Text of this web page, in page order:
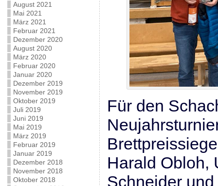
August 2021
Mai 2021
März 2021
Februar 2021
Dezember 2020
August 2020
März 2020
Februar 2020
Januar 2020
Dezember 2019
November 2019
Oktober 2019
Juli 2019
Juni 2019
Mai 2019
März 2019
Februar 2019
Januar 2019
Dezember 2018
November 2018
Oktober 2018
Für den
Harald Obloh,
Schneider